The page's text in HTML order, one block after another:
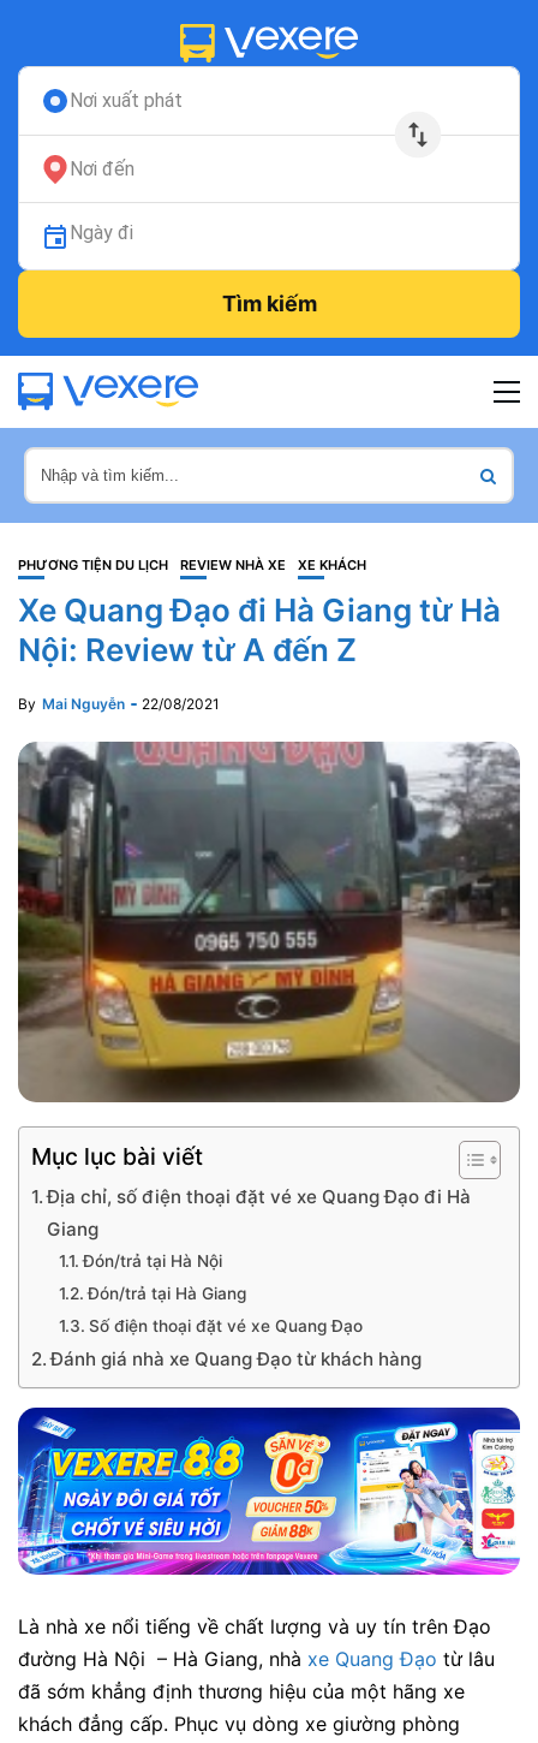
Nơi xuất phát
Nơi đến
Ngày đi
Tìm kiếm
PHƯƠNG TIỆN DU LỊCH REVIEW NHÀ XE XE KHÁCH
Xe Quang Đạo đi Hà Giang từ Hà
Nội: Review từ A đến Z
By Mai Nguyễn 22/08/2021
Mục lục bài viết
Địa chỉ, số điện thoại đặt vé xe Quang Đạo đi Hà
Giang
Đón/trả tại Hà Nội
Đón/trả tại Hà Giang
Số điện thoại đặt vé xe Quang Đạo
Đánh giá nhà xe Quang Đạo từ khách hàng
Là nhà xe nổi tiếng về chất lượng và uy tín trên Đạo
đường Hà Nội – Hà Giang, nhà xe Quang Đạo từ lâu
đã sớm khẳng định thương hiệu của một hãng xe
khách đẳng cấp. Phục vụ dòng xe giường phòng